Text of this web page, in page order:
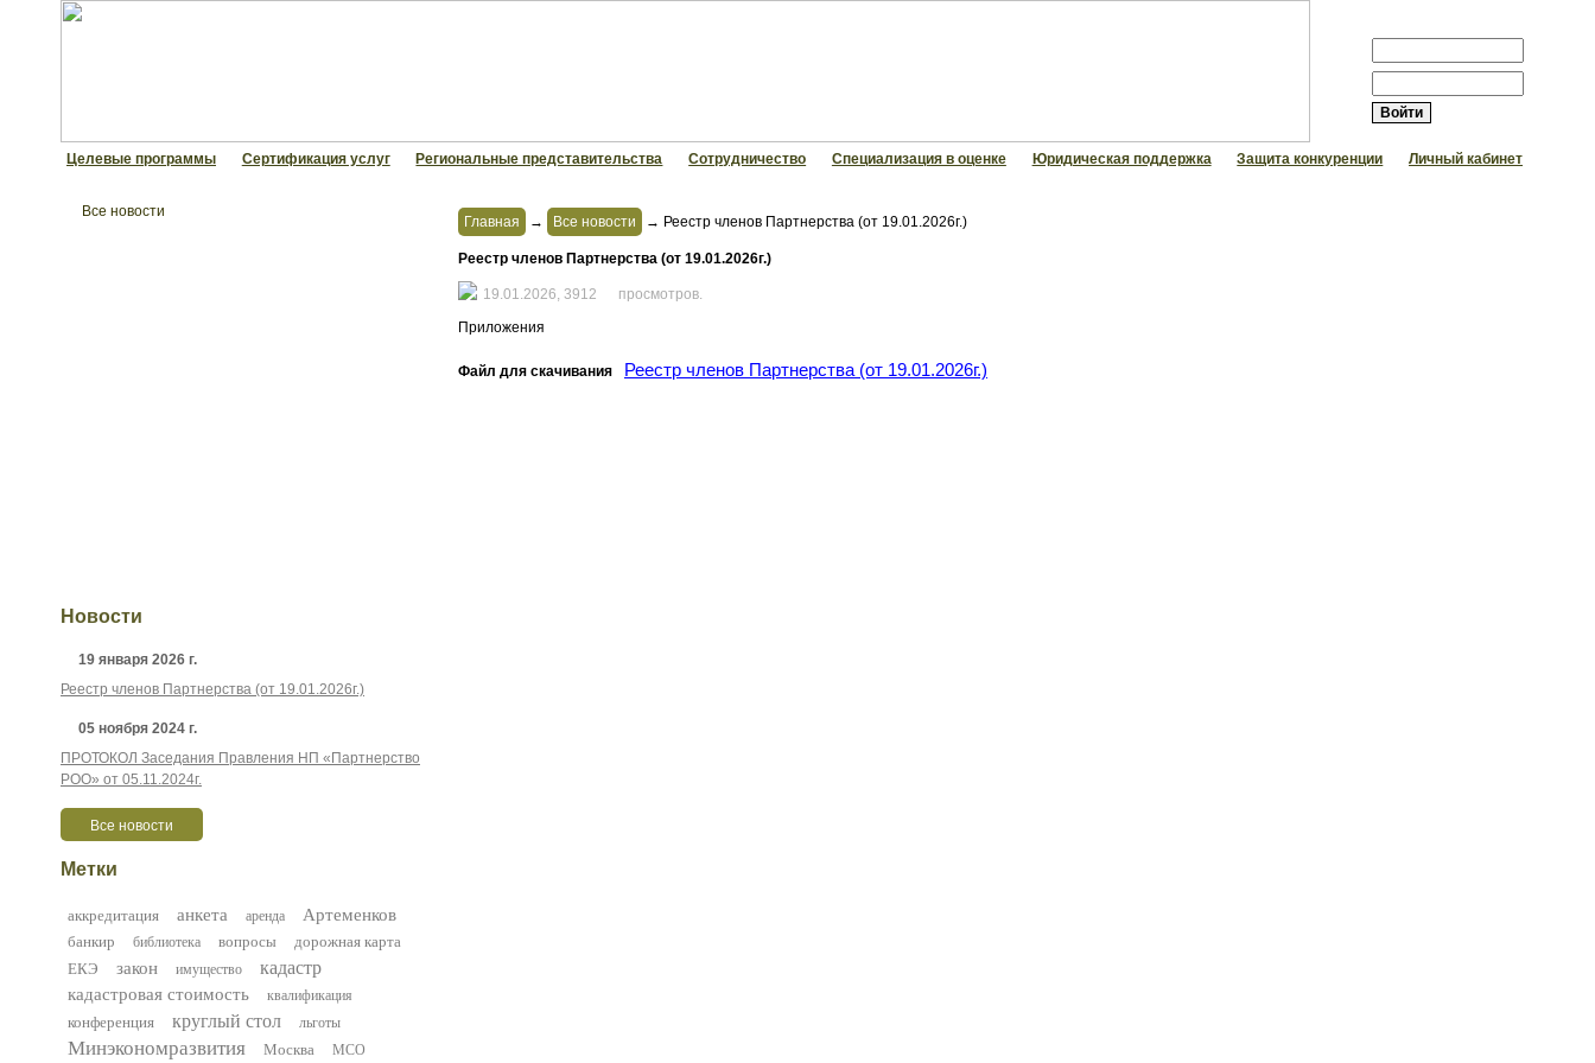
Целевые программы Сертификация услуг Региональные представительства Сотрудничество Специализация в оценке Юридическая поддержка Защита конкуренции Личный кабинет
Все новости
Новости
19 января 2026 г.
Реестр членов Партнерства (от 19.01.2026г.)
05 ноября 2024 г.
ПРОТОКОЛ Заседания Правления НП «Партнерство
РОО» от 05.11.2024г.
Все новости
Метки
аккредитация анкета аренда Артеменков
банкир библиотека вопросы
дорожная карта
ЕКЭ
закон имущество кадастр
кадастровая стоимость квалификация
конференция круглый стол льготы
Минэкономразвития Москва МСО
Главная → Все новости → Реестр членов Партнерства (от 19.01.2026г.)
Реестр членов Партнерства (от 19.01.2026г.)
19.01.2026, 3912
просмотров.
Приложения
Файл для скачивания Реестр членов Партнерства (от 19.01.2026г.)